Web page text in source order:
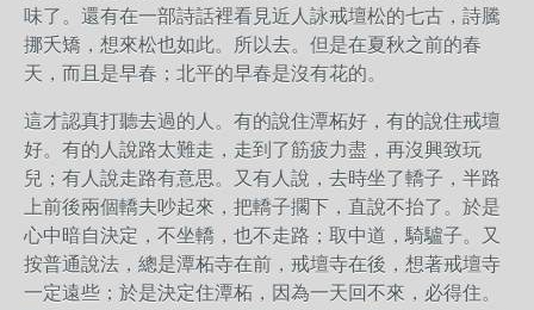
味了。還有在一部詩話裡看見近人詠戒壇松的七古，詩騰
挪夭矯，想來松也如此。所以去。但是在夏秋之前的春
天，而且是早春；北平的早春是沒有花的。
這才認真打聽去過的人。有的說住潭柘好，有的說住戒壇
好。有的人說路太難走，走到了筋疲力盡，再沒興致玩
兒；有人說走路有意思。又有人說，去時坐了轎子，半路
上前後兩個轎夫吵起來，把轎子擱下，直說不抬了。於是
心中暗自決定，不坐轎，也不走路；取中道，騎驢子。又
按普通說法，總是潭柘寺在前，戒壇寺在後，想著戒壇寺
一定遠些；於是決定住潭柘，因為一天回不來，必得住。